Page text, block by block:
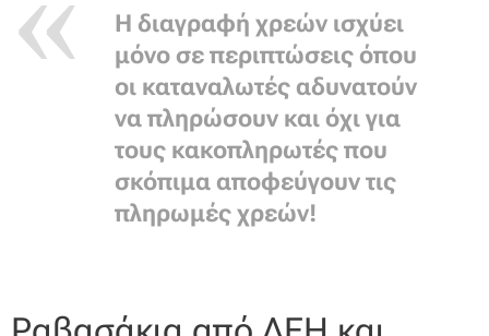
Η διαγραφή χρεών ισχύει
μόνο σε περιπτώσεις όπου
οι καταναλωτές αδυνατούν
να πληρώσουν και όχι για
τους κακοπληρωτές που
σκόπιμα αποφεύγουν τις
πληρωμές χρεών!